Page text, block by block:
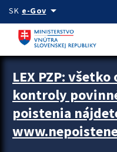
Preskocit na hlavný obsah
SK e-Govarrow_drop_down
Zastavit automatický posun
LEX PZP:
kontroly
poistenia